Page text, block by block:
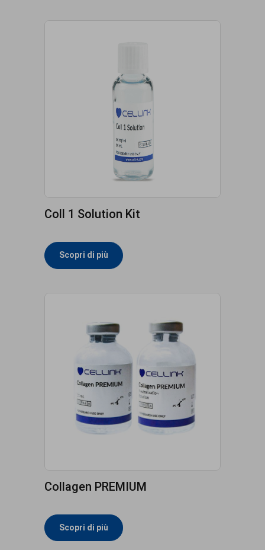
Coll 1 Solution Kit
Scopri di più
Collagen PREMIUM
Scopri di più